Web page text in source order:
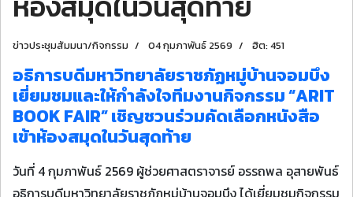
ข่าวประชุมสัมมนา/กิจกรรม 04 กุมภาพันธ์ 2569 ฮิต: 451
อธิการบดีมหาวิทยาลัยราชภัฏหมู่บ้านจอมบึง
เยี่ยมชมและให้กำลังใจทีมงานกิจกรรม “ARIT
BOOK FAIR” เชิญชวนร่วมคัดเลือกหนังสือ
เข้าห้องสมุดในวันสุดท้าย
วันที่ 4 กุมภาพันธ์ 2569 ผู้ช่วยศาสตราจารย์ อรรถพล อุสายพันธ์
อธิการบดีมหาวิทยาลัยราชภัฏหมู่บ้านจอมบึง ได้เยี่ยมชมกิจกรรม